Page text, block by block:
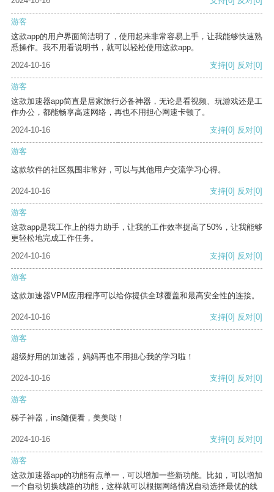
游客
这款app的用户界面简洁明了，使用起来非常容易上手，让我能够快速熟
悉操作。我不用看说明书，就可以轻松使用这款app。
2024-10-16
支持[0] 反对[0]
游客
这款加速器app简直是居家旅行必备神器，无论是看视频、玩游戏还是工
作办公，都能畅享高速网络，再也不用担心网速卡顿了。
2024-10-16
支持[0] 反对[0]
游客
这款软件的社区氛围非常好，可以与其他用户交流学习心得。
2024-10-16 支持[0] 反对[0]
游客
这款app是我工作上的得力助手，让我的工作效率提高了50%，让我能够
更轻松地完成工作任务。
2024-10-16
支持[0] 反对[0]
游客
这款加速器VPM应用程序可以给你提供全球覆盖和最高安全性的连接。
2024-10-16 支持[0] 反对[0]
游客
超级好用的加速器，妈妈再也不用担心我的学习啦！
2024-10-16 支持[0] 反对[0]
游客
梯子神器，ins随便看，美美哒！
2024-10-16 支持[0] 反对[0]
游客
这款加速器app的功能有点单一，可以增加一些新功能。比如，可以增加
一个自动切换线路的功能，这样就可以根据网络情况自动选择最优的线